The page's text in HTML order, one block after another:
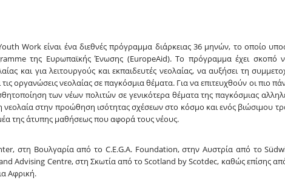
Work είναι ένα διεθνές πρόγραμμα διάρκειας 36 μηνών, το οποίο
της Ευρωπαϊκής Ένωσης (EuropeAid). Το πρόγραμμα έχει σκοπό
και για λειτουργούς και εκπαιδευτές νεολαίας, να αυξήσει τη
οργανώσεις νεολαίας σε παγκόσμια θέματα. Για να επιτευχθούν οι πιο
των νέων πολιτών σε γενικότερα θέματα της παγκόσμιας
στην προώθηση ισότητας σχέσεων στο κόσμο και ενός βιώσιμου
της άτυπης μαθήσεως που αφορά τους νέους.
στη Βουλγαρία από το C.E.G.A. Foundation, στην Αυστρία από το
Advising Centre, στη Σκωτία από το Scotland by Scotdec, καθώς επίσης
Αφρική.